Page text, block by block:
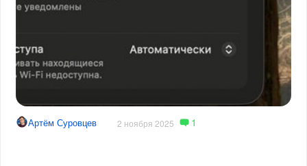
Артём Суровцев 2 ноября 2025 1